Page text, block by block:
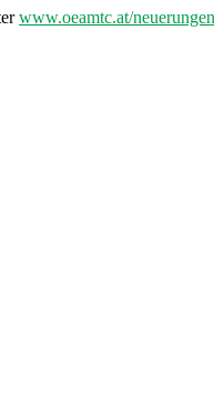
www.oeamtc.at/